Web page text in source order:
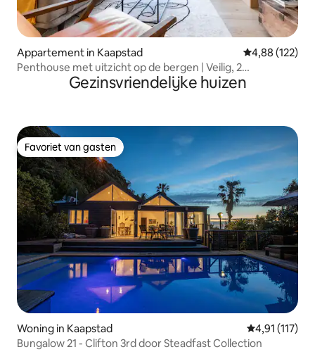
Appartement in Kaapstad Gemiddelde
4,88 (122)
Penthouse met uitzicht op de bergen | Veilig, 2
slaapkamers, uitzicht en zwembad
Gezinsvriendelijke huizen
Favoriet van gasten
Favoriet van gasten
Woning in Kaapstad Gemiddelde
4,91 (117)
Bungalow 21 - Clifton 3rd door Steadfast Collection